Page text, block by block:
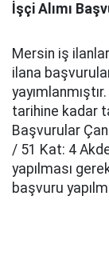
İşçi Alımı
Mersin iş
ilana
tarihine kadar
Başvurular
/ 51 Kat: 4
yapılması
başvuru